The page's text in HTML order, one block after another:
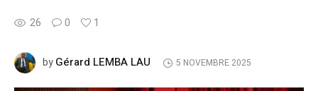
26 0 1
byGérard LEMBA LAU 5 NOVEMBRE 2025